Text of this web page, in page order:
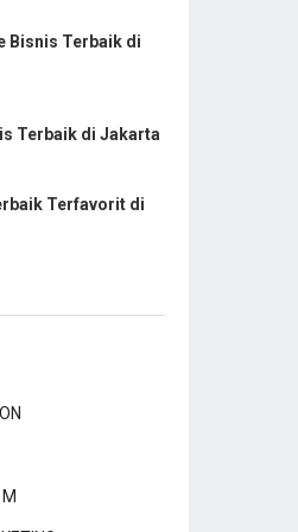
Bisnis Terbaik di
Terbaik di Jakarta
Terfavorit di